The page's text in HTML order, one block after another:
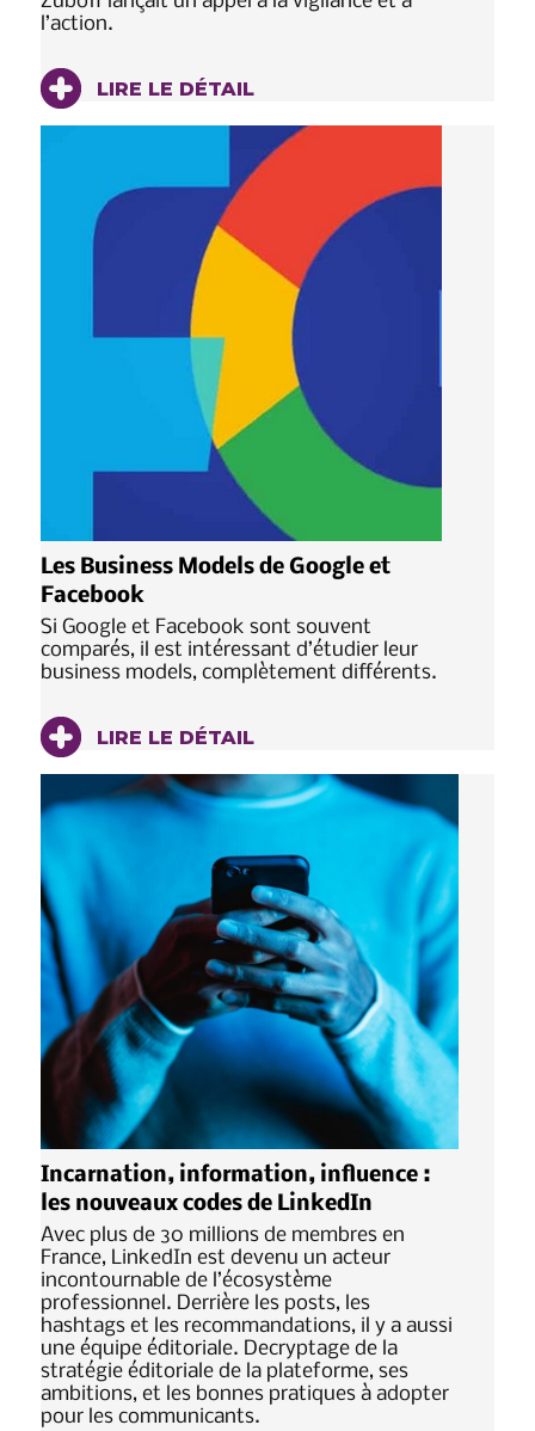
l’action.
LIRE LE DÉTAIL
Les Business Models de Google et
Facebook
Si Google et Facebook sont souvent
comparés, il est intéressant d’étudier leur
business models, complètement différents.
LIRE LE DÉTAIL
Incarnation, information, influence :
les nouveaux codes de LinkedIn
Avec plus de 30 millions de membres en
France, LinkedIn est devenu un acteur
incontournable de l’écosystème
professionnel. Derrière les posts, les
hashtags et les recommandations, il y a aussi
une équipe éditoriale. Decryptage de la
stratégie éditoriale de la plateforme, ses
ambitions, et les bonnes pratiques à adopter
pour les communicants.